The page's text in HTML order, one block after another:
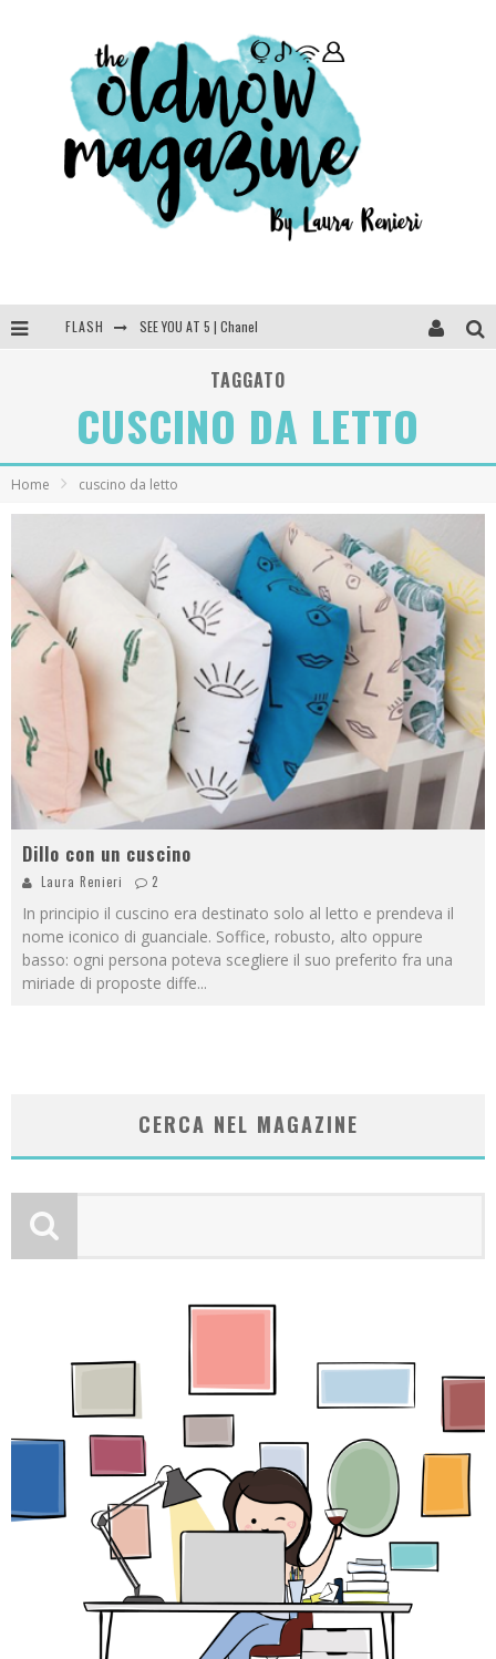
FLASH SEE YOU AT 5 | Chanel
Libri letti nel 2025: tutte le mie letture, recensioni e giudizi
Cosa vediamo questa sera? Te lo dico io: film e serie TV visti nel 2025
TAGGATO
CUSCINO DA LETTO
Home cuscino da letto
Dillo con un cuscino
Laura Renieri 2
In principio il cuscino era destinato solo al letto e prendeva il
nome iconico di guanciale. Soffice, robusto, alto oppure
basso: ogni persona poteva scegliere il suo preferito fra una
miriade di proposte diffe...
CERCA NEL MAGAZINE